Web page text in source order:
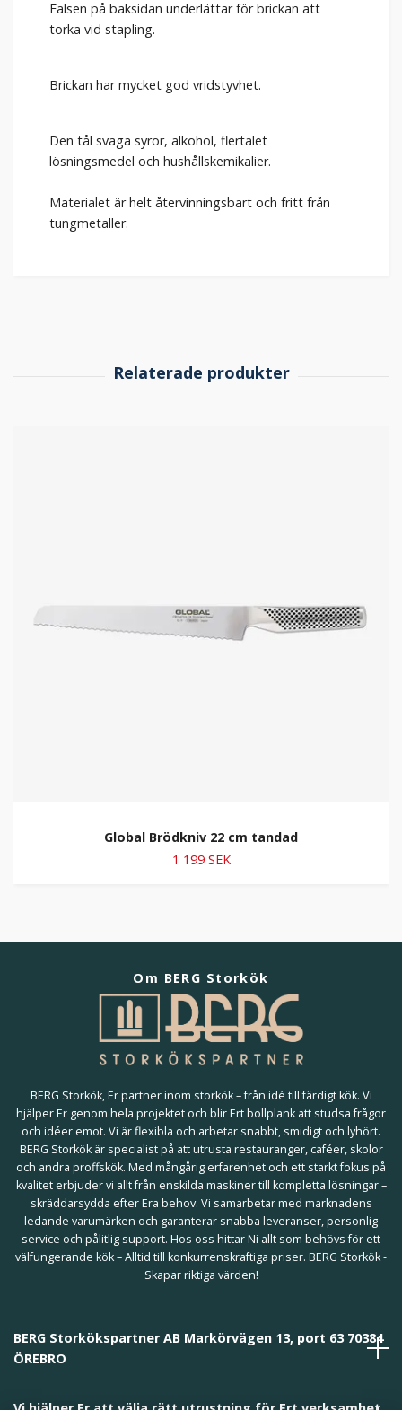
Falsen på baksidan underlättar för brickan att
torka vid stapling.
Brickan har mycket god vridstyvhet.
Den tål svaga syror, alkohol, flertalet
lösningsmedel och hushållskemikalier.
Materialet är helt återvinningsbart och fritt från
tungmetaller.
Global Brödkniv 22 cm tandad
1 199 SEK
Om BERG Storkök
BERG Storkök, Er partner inom storkök – från idé till färdigt kök. Vi
hjälper Er genom hela projektet och blir Ert bollplank att studsa frågor
och idéer emot. Vi är flexibla och arbetar snabbt, smidigt och lyhört.
BERG Storkök är specialist på att utrusta restauranger, caféer, skolor
och andra proffskök. Med mångårig erfarenhet och ett starkt fokus på
kvalitet erbjuder vi allt från enskilda maskiner till kompletta lösningar –
skräddarsydda efter Era behov. Vi samarbetar med marknadens
ledande varumärken och garanterar snabba leveranser, personlig
service och pålitlig support. Hos oss hittar Ni allt som behövs för ett
välfungerande kök – Alltid till konkurrenskraftiga priser. BERG Storkök -
Skapar riktiga värden!
BERG Storkökspartner AB Markörvägen 13, port 63 70384
ÖREBRO
Vi hjälper Er att välja rätt utrustning för Ert verksamhet